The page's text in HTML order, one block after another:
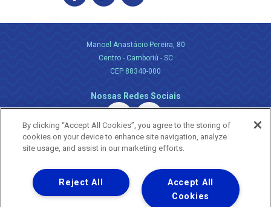
Manoel Anastácio Pereira, 80
Centro - Camboriú - SC
CEP 88340-000
Nossas Redes Sociais
Uma empresa
Copyright ® 2026 - Todos os Direitos Reservados.
By clicking “Accept All Cookies”, you agree to the storing of
cookies on your device to enhance site navigation, analyze
site usage, and assist in our marketing efforts.
Accept All
Cookies
Reject All